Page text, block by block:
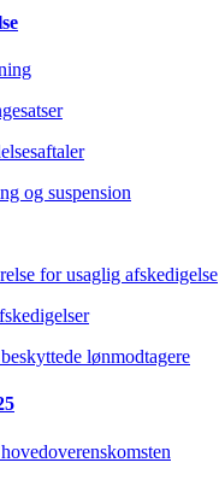
og suspension
for usaglig afskedigelse
lønmodtagere